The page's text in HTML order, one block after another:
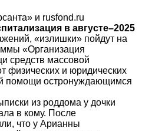
и rusfond.ru
в августе–2025
«излишки» пойдут на
«Организация
средств массовой
физических и юридических
помощи остронуждающимся
из роддома у дочки
в кому. После
что у Арианны